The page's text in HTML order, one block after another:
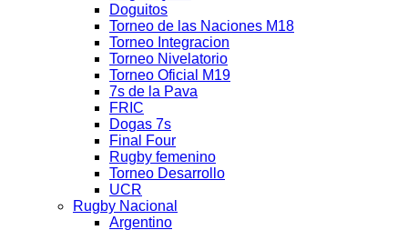
Doguitos
Torneo de las Naciones M18
Torneo Integracion
Torneo Nivelatorio
Torneo Oficial M19
7s de la Pava
FRIC
Dogas 7s
Final Four
Rugby femenino
Torneo Desarrollo
UCR
Rugby Nacional
Argentino